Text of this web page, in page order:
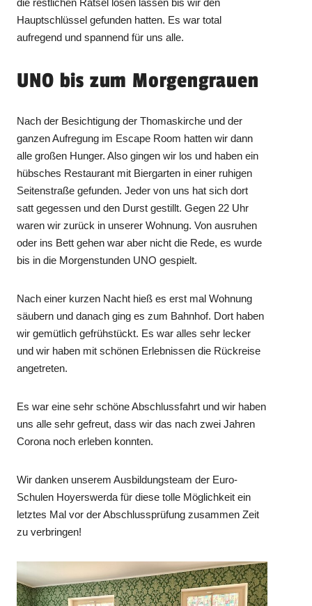
die restlichen Rätsel lösen lassen bis wir den
Hauptschlüssel gefunden hatten. Es war total
aufregend und spannend für uns alle.
UNO bis zum Morgengrauen
Nach der Besichtigung der Thomaskirche und der
ganzen Aufregung im Escape Room hatten wir dann
alle großen Hunger. Also gingen wir los und haben ein
hübsches Restaurant mit Biergarten in einer ruhigen
Seitenstraße gefunden. Jeder von uns hat sich dort
satt gegessen und den Durst gestillt. Gegen 22 Uhr
waren wir zurück in unserer Wohnung. Von ausruhen
oder ins Bett gehen war aber nicht die Rede, es wurde
bis in die Morgenstunden UNO gespielt.
Nach einer kurzen Nacht hieß es erst mal Wohnung
säubern und danach ging es zum Bahnhof. Dort haben
wir gemütlich gefrühstückt. Es war alles sehr lecker
und wir haben mit schönen Erlebnissen die Rückreise
angetreten.
Es war eine sehr schöne Abschlussfahrt und wir haben
uns alle sehr gefreut, dass wir das nach zwei Jahren
Corona noch erleben konnten.
Wir danken unserem Ausbildungsteam der Euro-
Schulen Hoyerswerda für diese tolle Möglichkeit ein
letztes Mal vor der Abschlussprüfung zusammen Zeit
zu verbringen!